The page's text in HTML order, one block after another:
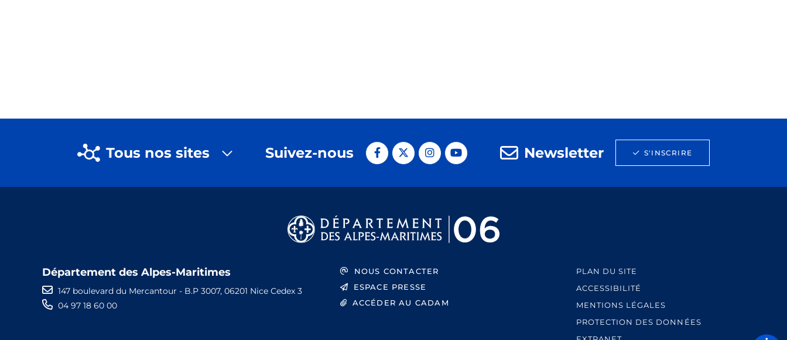
Tous nos sites Suivez-nous Newsletter S'INSCRIRE
Département des Alpes-Maritimes
147 boulevard du Mercantour - B.P 3007, 06201 Nice Cedex 3
04 97 18 60 00
NOUS CONTACTER
ESPACE PRESSE
ACCÉDER AU CADAM
PLAN DU SITE
ACCESSIBILITÉ
MENTIONS LÉGALES
PROTECTION DES DONNÉES